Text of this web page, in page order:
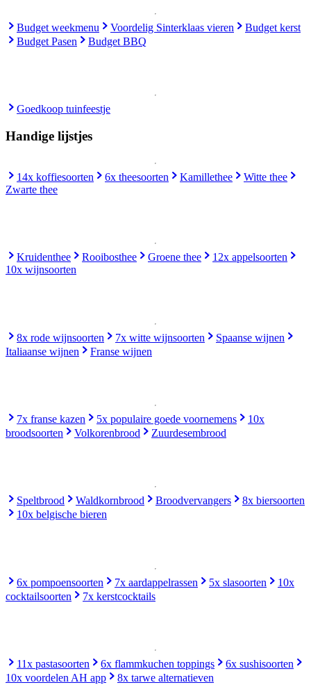
Budget weekmenu Voordelig Sinterklaas vieren
Budget kerst
Budget Pasen
Budget BBQ
Goedkoop tuinfeestje
Handige lijstjes
14x koffiesoorten 6x theesoorten Kamillethee
Witte thee
Zwarte thee
Kruidenthee Rooibosthee Groene thee
12x appelsoorten
10x wijnsoorten
8x rode wijnsoorten 7x witte wijnsoorten
Spaanse wijnen
Italiaanse wijnen
Franse wijnen
7x franse kazen 5x populaire goede voornemens
10x
broodsoorten
Volkorenbrood Zuurdesembrood
Speltbrood Waldkornbrood Broodvervangers
8x biersoorten
10x belgische bieren
6x pompoensoorten 7x aardappelrassen 5x slasoorten
10x
cocktailsoorten
7x kerstcocktails
11x pastasoorten 6x flammkuchen toppings
6x sushisoorten
10x voordelen AH app
8x tarwe alternatieven